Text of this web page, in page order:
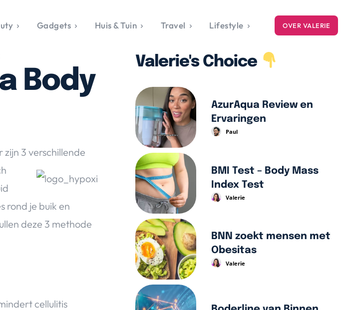
Food & Drinks
Health & Beauty
Lifestyle
Gadgets Huis & Tuin Travel Lifestyle OVER VALERIE
Body
zijn 3 verschillende
rond je buik en
deze 3 methode
cellulitis
Valerie's Choice
AzurAqua Review en
Ervaringen
Paul
BMI Test – Body Mass
Index Test
Valerie
BNN zoekt mensen met
Obesitas
Valerie